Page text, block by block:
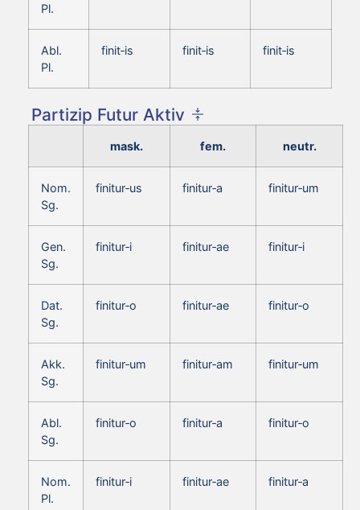
Pl.
Abl.
Pl.
finit‑is finit‑is finit‑is
Partizip Futur Aktiv
mask. fem. neutr.
Nom.
Sg.
finitur‑us finitur‑a finitur‑um
Gen.
Sg.
finitur‑i finitur‑ae finitur‑i
Dat.
Sg.
finitur‑o finitur‑ae finitur‑o
Akk.
Sg.
finitur‑um finitur‑am finitur‑um
Abl.
Sg.
finitur‑o finitur‑a finitur‑o
Nom.
Pl.
finitur‑i finitur‑ae finitur‑a